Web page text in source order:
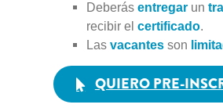
Deberás entregar un
recibir el certificado.
Las vacantes son
QUIERO PRE-